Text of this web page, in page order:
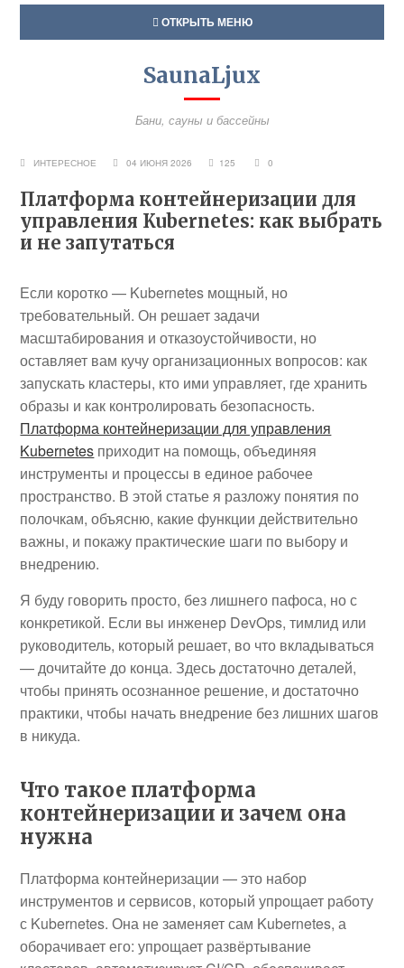
ОТКРЫТЬ МЕНЮ
SaunaLjux
Бани, сауны и бассейны
ИНТЕРЕСНОЕ 04 ИЮНЯ 2026 125 0
Платформа контейнеризации для
управления Kubernetes: как выбрать
и не запутаться
Если коротко — Kubernetes мощный, но
требовательный. Он решает задачи
масштабирования и отказоустойчивости, но
оставляет вам кучу организационных вопросов: как
запускать кластеры, кто ими управляет, где хранить
образы и как контролировать безопасность.
Платформа контейнеризации для управления
Kubernetes приходит на помощь, объединяя
инструменты и процессы в единое рабочее
пространство. В этой статье я разложу понятия по
полочкам, объясню, какие функции действительно
важны, и покажу практические шаги по выбору и
внедрению.
Я буду говорить просто, без лишнего пафоса, но с
конкретикой. Если вы инженер DevOps, тимлид или
руководитель, который решает, во что вкладываться
— дочитайте до конца. Здесь достаточно деталей,
чтобы принять осознанное решение, и достаточно
практики, чтобы начать внедрение без лишних шагов
в никуда.
Что такое платформа
контейнеризации и зачем она
нужна
Платформа контейнеризации — это набор
инструментов и сервисов, который упрощает работу
с Kubernetes. Она не заменяет сам Kubernetes, а
оборачивает его: упрощает развёртывание